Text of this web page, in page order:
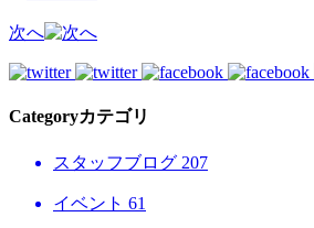
次へ
Categoryカテゴリ
スタッフブログ 207
イベント 61